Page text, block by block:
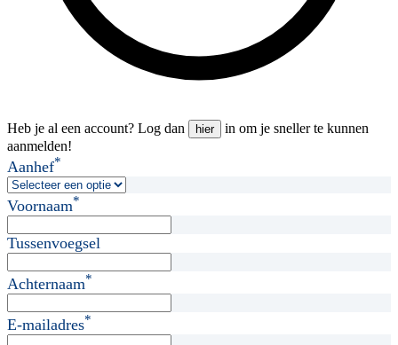
Heb je al een account? Log dan hier
in om je sneller te kunnen
aanmelden!
Aanhef*
Voornaam*
Tussenvoegsel
Achternaam*
E-mailadres*